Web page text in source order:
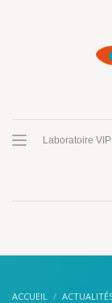
Laboratoire
ACCUEIL